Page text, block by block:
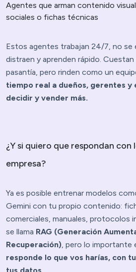
Agentes que arman contenido
sociales o fichas técnicas
Estos agentes trabajan 24/7, no se
distraen y aprenden rápido.
pasantía, pero rinden como un
tiempo real a dueños, gerentes y
decidir y vender más.
¿Y si quiero que respondan con
empresa?
Ya es posible entrenar modelos
Gemini con tu propio contenido:
comerciales, manuales, protocolos
se llama RAG (Generación
Recuperación), pero lo importante
responde lo que vos harías, con